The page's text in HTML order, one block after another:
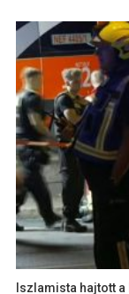
Iszlamista hajtott